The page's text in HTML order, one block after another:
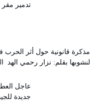
تدمير
مذكرة قانونية حول أثر الحرب
لنشوبها بقلم: نزار رحمي الهد
عاجل
جديدة